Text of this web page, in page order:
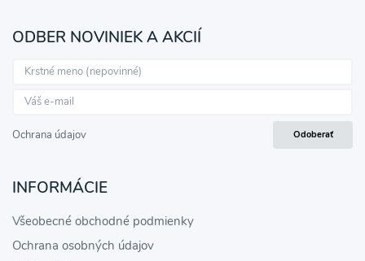
ODBER NOVINIEK A AKCIÍ
Ochrana údajov Odoberať
INFORMÁCIE
Všeobecné obchodné podmienky
Ochrana osobných údajov